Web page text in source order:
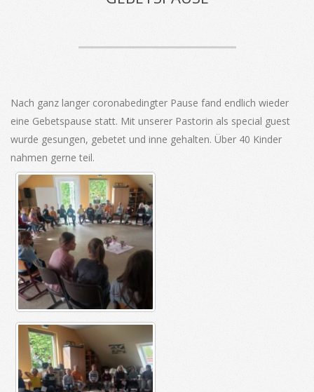
Nach ganz langer coronabedingter Pause fand endlich wieder
eine Gebetspause statt. Mit unserer Pastorin als special guest
wurde gesungen, gebetet und inne gehalten. Über 40 Kinder
nahmen gerne teil.